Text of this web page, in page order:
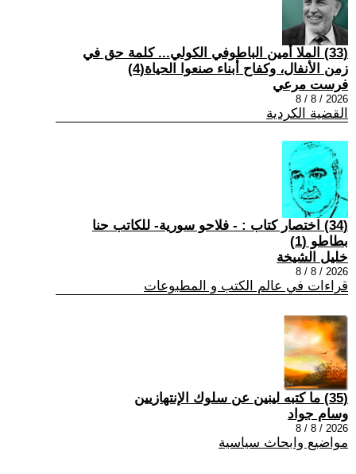
(33) الملا أمين الباطوفي الكولي... كلمة حق في
زمن الأنفال، وكفاح أبناء صنعوا الحياة(4)
فرست مرعي
2026 / 8 / 8
القضية الكردية
(34) اختصار كتاب : - فلاحو سورية- للكاتب حنا
بطاطو (1)
خليل الشيخة
2026 / 8 / 8
قراءات في عالم الكتب و المطبوعات
(35) ما كتبه لينين عن سلوك الإنتهازيين
وسام جواد
2026 / 8 / 8
مواضيع وابحاث سياسية